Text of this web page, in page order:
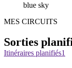
blue sky
MES CIRCUITS
Sorties
Itinéraires planifiés1